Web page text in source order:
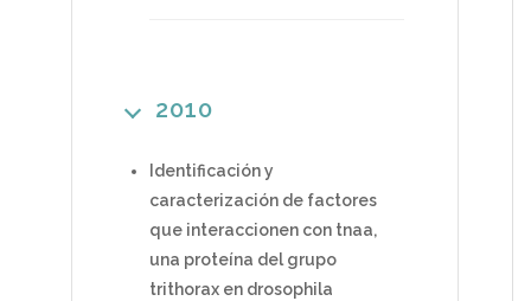
2010
Identificación y
caracterización de factores
que interaccionen con tnaa,
una proteína del grupo
trithorax en drosophila